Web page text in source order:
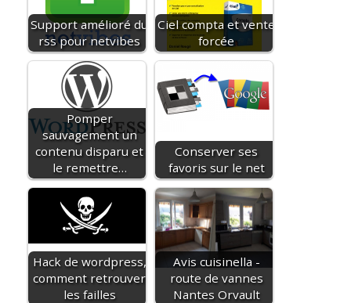
Support amélioré du
rss pour netvibes
Ciel compta et vente
forcée
Pomper
sauvagement un
contenu disparu et
le remettre…
Conserver ses
favoris sur le net
Hack de wordpress,
comment retrouver
les failles
Avis cuisinella -
route de vannes
Nantes Orvault